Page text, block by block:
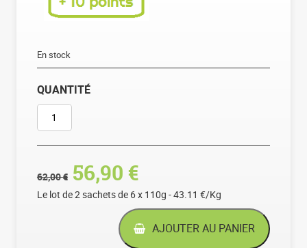
En stock
QUANTITÉ
QUANTITÉ DE COQUILLES ST JACQUES À LA BRETONNE 55%
62,00€ Le prix initial était :
56,90€Le prix actuel est
Le lot de 2 sachets de 6 x 110g - 43.11 €/Kg
AJOUTER AU PANIER